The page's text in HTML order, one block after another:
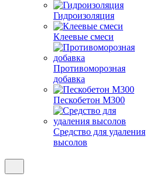
Гидроизоляция
Клеевые смеси
Противоморозная
добавка
Пескобетон М300
Средство для удаления
высолов